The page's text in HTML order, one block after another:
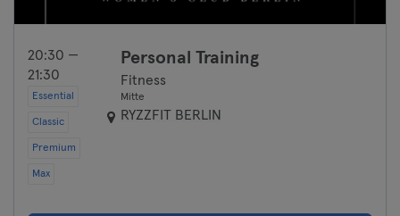
20:30 —
21:30
Essential
Classic
Premium
Max
Personal Training
Fitness
Mitte
RYZZFIT BERLIN